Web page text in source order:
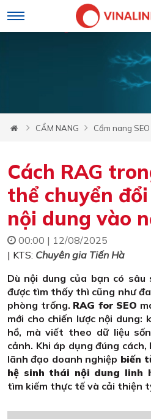
CẨM NANG Cẩm nang SEO
Cách RAG
thể chuyển
nội dung vào
00:00 | 12/08/2025
| KTS: Chuyên gia Tiến Hà
Dù nội dung của bạn có sâu
được tìm thấy thì cũng như
phòng trống. RAG for SEO
mới cho chiến lược nội
hồ, mà viết theo dữ liệu
cảnh. Khi áp dụng đúng
lãnh đạo doanh nghiệp biến
hệ sinh thái nội dung linh
tìm kiếm thực tế và cải thiện